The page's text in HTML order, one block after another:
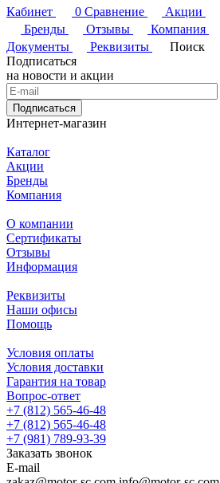
Кабинет
0 Сравнение Акции
Бренды
Отзывы Компания
Документы
Реквизиты Поиск
Подписаться
на новости и акции
Подписаться
Интернет-магазин
Каталог
Акции
Бренды
Компания
О компании
Сертификаты
Отзывы
Информация
Реквизиты
Наши офисы
Помощь
Условия оплаты
Условия доставки
Гарантия на товар
Вопрос-ответ
+7 (812) 565-46-48
+7 (812) 565-46-48
+7 (981) 789-93-39
Заказать звонок
E-mail